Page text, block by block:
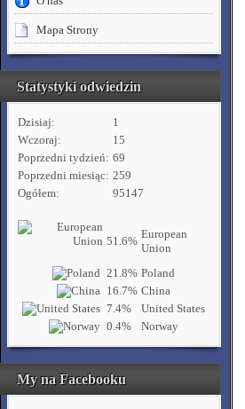
Mapa Strony
Statystyki odwiedzin
Dzisiaj:
1
Wczoraj:
15
Poprzedni tydzień: 69
Poprzedni miesiąc: 259
Ogółem:
95147
51.6%
European
Union
21.8% Poland
16.7% China
7.4%
United States
0.4%
Norway
My na Facebooku